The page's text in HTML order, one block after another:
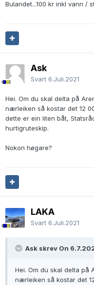
Bulandet...100 kr inkl vann /
Ask
Svart 6.Juli.2021
Hei. Om du skal delta på
nærleiken så kostar det 12
dette er ein liten båt,
hurtigruteskip.
Nokon høgare?
LAKA
Svart 6.Juli.2021
Ask skrev On
Hei. Om du skal delta på
nærleiken så kostar det